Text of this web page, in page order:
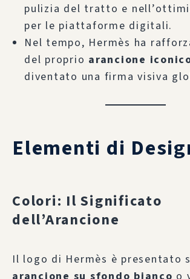
pulizia del tratto e
per le piattaforme digitali.
Nel tempo, Hermès ha
del proprio arancione
diventato una firma visiva
Elementi di
Colori: Il Significato
dell’Arancione
Il logo di Hermès è presentato